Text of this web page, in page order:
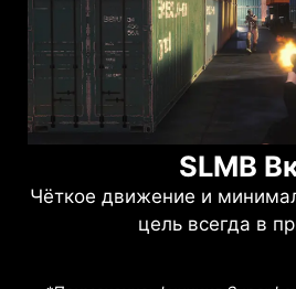
SLMB
Чёткое движение и
цель всегда в